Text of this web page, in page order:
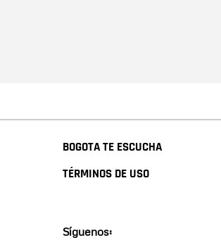
BOGOTA TE ESCUCHA
TÉRMINOS DE USO
Síguenos: